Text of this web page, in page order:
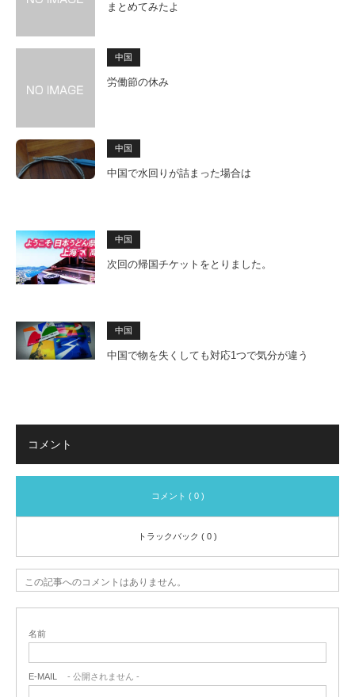
まとめてみたよ
中国
労働節の休み
中国
中国で水回りが詰まった場合は
中国
次回の帰国チケットをとりました。
中国
中国で物を失くしても対応1つで気分が違う
コメント
コメント ( 0 )
トラックバック ( 0 )
この記事へのコメントはありません。
名前
E-MAIL - 公開されません -